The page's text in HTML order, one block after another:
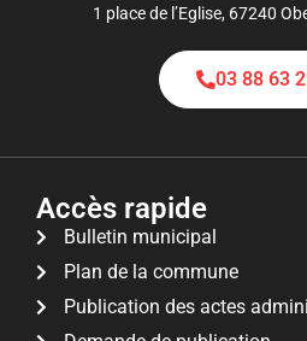
1 place de l’Eglise, 67240
03 88 63
Accès rapide
Bulletin municipal
Plan de la commune
Publication des actes